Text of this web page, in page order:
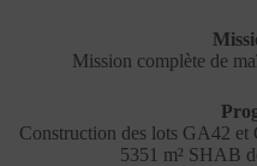
Mission complète de
Construction des lots GA42
5351 m² SHAB